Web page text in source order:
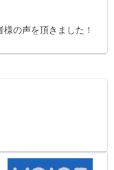
の声を頂きました！